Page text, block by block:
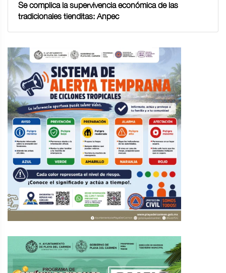
Se complica la supervivencia económica de las
tradicionales tienditas: Anpec